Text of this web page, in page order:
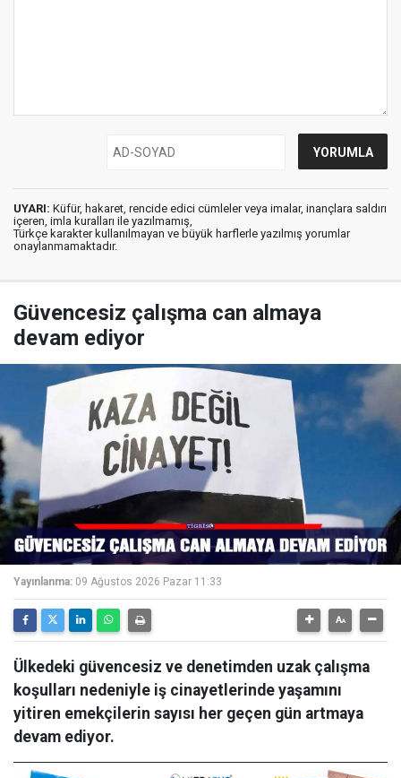
UYARI: Küfür, hakaret, rencide edici cümleler veya imalar, inançlara saldırı
içeren, imla kuralları ile yazılmamış,
Türkçe karakter kullanılmayan ve büyük harflerle yazılmış yorumlar
onaylanmamaktadır.
Güvencesiz çalışma can almaya
devam ediyor
Yayınlanma: 09 Ağustos 2026 Pazar 11:33
Ülkedeki güvencesiz ve denetimden uzak çalışma
koşulları nedeniyle iş cinayetlerinde yaşamını
yitiren emekçilerin sayısı her geçen gün artmaya
devam ediyor.